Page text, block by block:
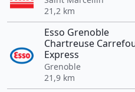
21,2 km
Esso Grenoble
Chartreuse
Express
Grenoble
21,9 km